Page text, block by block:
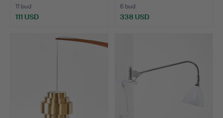
11 bud
111 USD
6 bud
338 USD